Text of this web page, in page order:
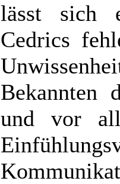
lässt sich
Cedrics
Bekannten
und vor